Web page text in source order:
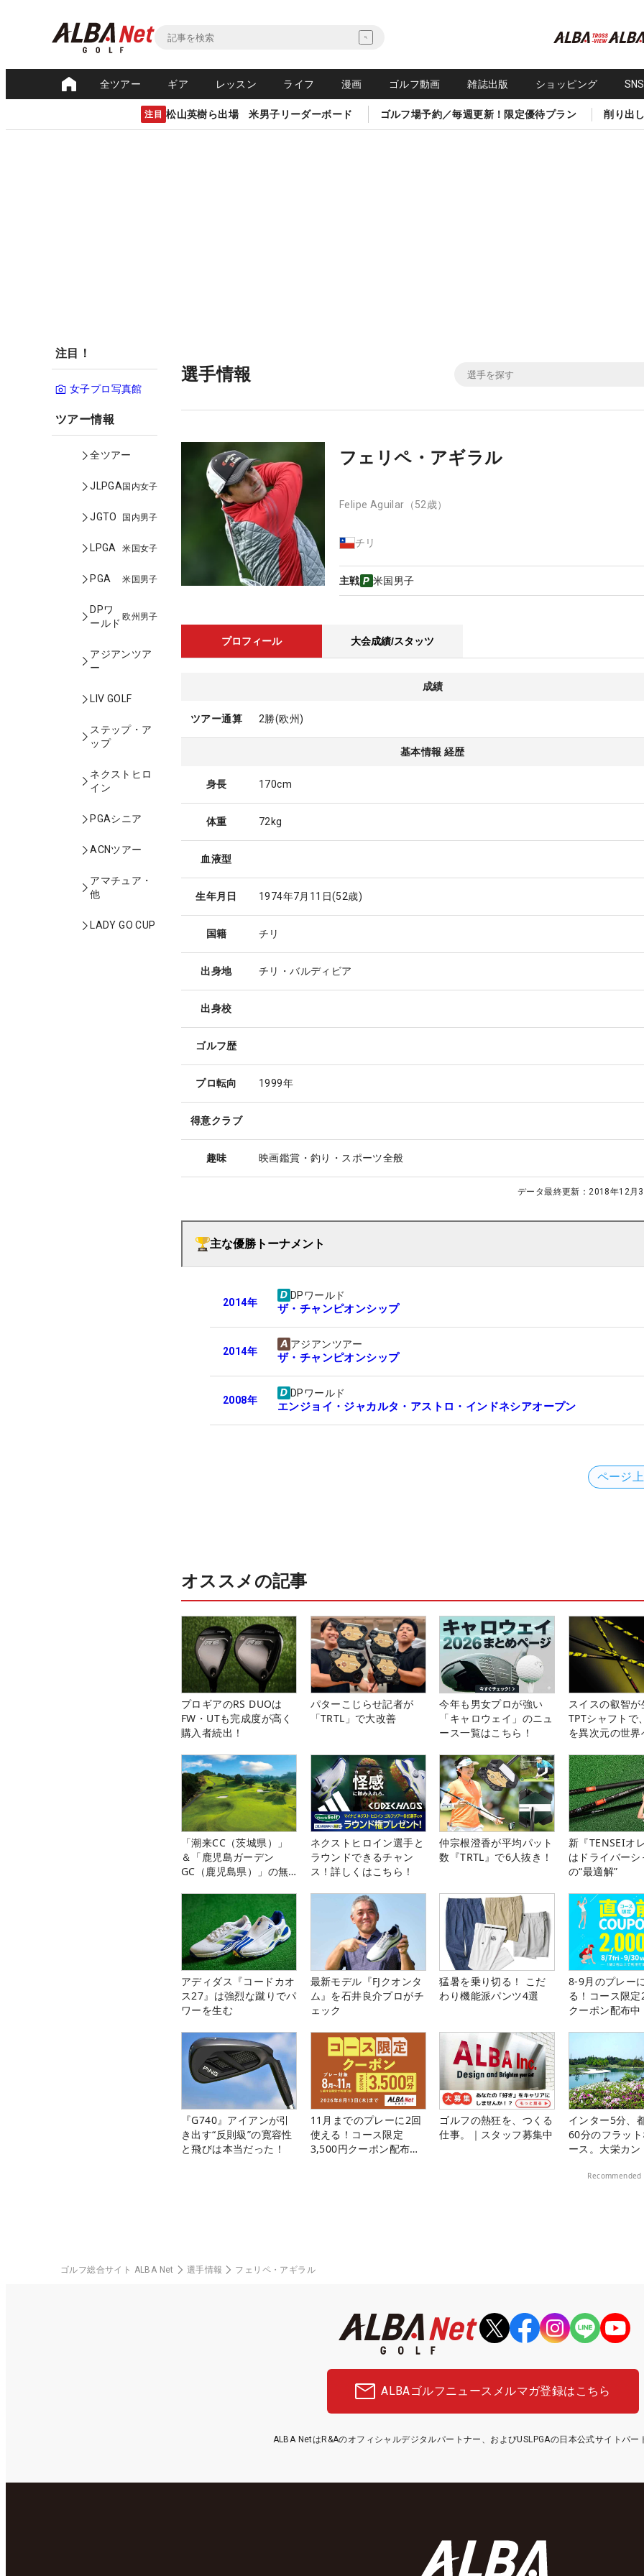
全ツアー ギア レッスン ライフ 漫画 ゴルフ動画 雑誌出版 ショッピング
注目 松山英樹ら出場 米男子リーダーボード ゴルフ場予約／毎週更新！限定優待プラン 削り出
注目！
女子プロ写真館
ツアー情報
全ツアー
JLPGA国内女子
JGTO 国内男子
LPGA 米国女子
PGA 米国男子
DPワ
ールド
欧州男子
アジアンツア
ー
LIV GOLF
ステップ・ア
ップ
ネクストヒロ
イン
PGAシニア
ACNツアー
アマチュア・
他
LADY GO CUP
選手情報
フェリペ・アギラル
Felipe Aguilar （52歳）
チリ
主戦 米国男子
プロフィール 大会成績/スタッツ
成績
ツアー通算 2勝(欧州)
基本情報 経歴
身長 170cm
体重 72kg
血液型
生年月日 1974年7月11日(52歳)
国籍 チリ
出身地 チリ・バルディビア
出身校
ゴルフ歴
プロ転向 1999年
得意クラブ
趣味 映画鑑賞・釣り・スポーツ全般
データ最終更新： 2018年12月
主な優勝トーナメント
2014年
DPワールド
ザ・チャンピオンシップ
2014年
アジアンツアー
ザ・チャンピオンシップ
2008年
DPワールド
エンジョイ・ジャカルタ・アストロ・インドネシアオープン
ページ
オススメの記事
プロギアのRS DUOは
FW・UTも完成度が高く
購入者続出！
パターこじらせ記者が
「TRTL」で大改善
今年も男女プロが強い
「キャロウェイ」のニュ
ース一覧はこちら！
スイスの叡智
TPTシャフトで
を異次元の世界
「潮来CC（茨城県）」
＆「鹿児島ガーデン
GC（鹿児島県）」の無
ネクストヒロイン選手と
ラウンドできるチャン
ス！詳しくはこちら！
仲宗根澄香が平均パット
数『TRTL』で6人抜き！
新『TENSEIオ
はドライバーシ
の“最適解”
アディダス『コードカオ
ス27』は強烈な蹴りでパ
ワーを生む
最新モデル『FJクオンタ
ム』を石井良介プロがチ
ェック
猛暑を乗り切る！ こだ
わり機能派パンツ4選
8-9月のプレー
る！コース限
クーポン配布中
『G740』アイアンが引
き出す“反則級”の寛容性
と飛びは本当だった！
11月までのプレーに2回
使える！コース限定
3,500円クーポン配布
ゴルフの熱狂を、つくる
仕事。｜スタッフ募集中
インター5分、
60分のフラッ
ース。大栄カ
Recommended
ゴルフ総合サイト ALBA Net 選手情報 フェリペ・アギラル
ALBAゴルフニュース メルマガ登録はこちら
ALBA NetはR&Aのオフィシャルデジタルパートナー、およびUSLPGAの日本公式サイトパー